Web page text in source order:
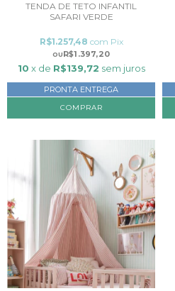
TENDA DE TETO INFANTIL
SAFARI VERDE
R$1.397,20
R$1.257,48 com Pix
10 x de R$139,72 sem juros
PRONTA ENTREGA
COMPRAR